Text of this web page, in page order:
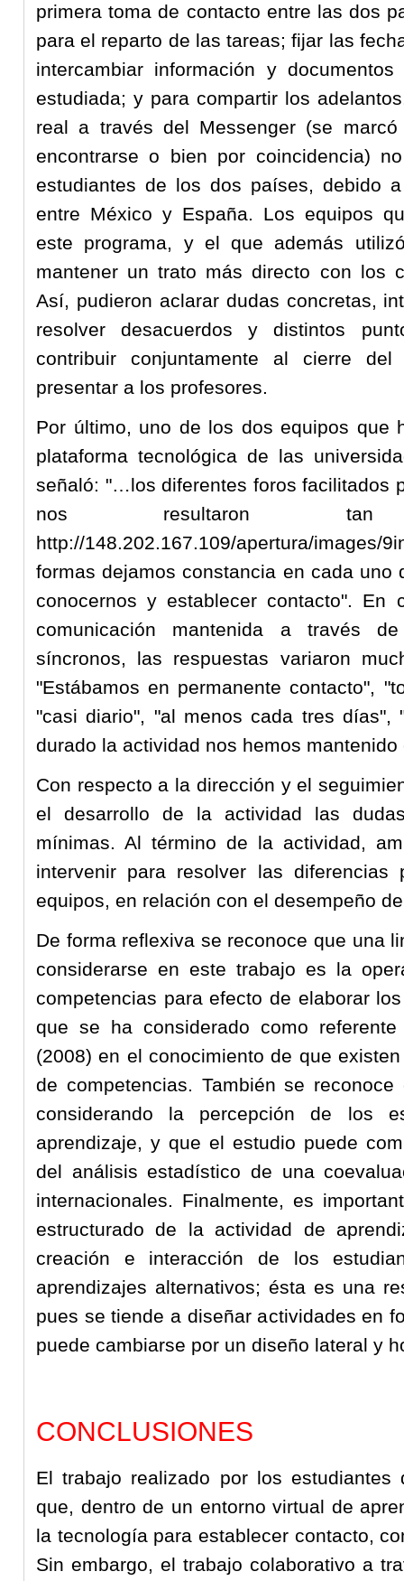
primera toma de contacto entre las dos
para el reparto de las tareas; fijar las
intercambiar información y
estudiada; y para compartir los
real a través del Messenger (se
encontrarse o bien por coincidencia)
estudiantes de los dos países, debido
entre México y España. Los equipos
este programa, y el que además
mantener un trato más directo con los
Así, pudieron aclarar dudas concretas,
resolver desacuerdos y distintos
contribuir conjuntamente al cierre
presentar a los profesores.
Por último, uno de los dos equipos que
plataforma tecnológica de las
señaló: "…los diferentes foros facilitados
nos resultaron
http://148.202.167.109/apertura/
formas dejamos constancia en cada uno
conocernos y establecer contacto".
comunicación mantenida a través
síncronos, las respuestas variaron
"Estábamos en permanente contacto",
"casi diario", "al menos cada tres días",
durado la actividad nos hemos mantenido
Con respecto a la dirección y el
el desarrollo de la actividad las
mínimas. Al término de la actividad,
intervenir para resolver las
equipos, en relación con el desempeño
De forma reflexiva se reconoce que una
considerarse en este trabajo es la
competencias para efecto de elaborar
que se ha considerado como
(2008) en el conocimiento de que
de competencias. También se
considerando la percepción de los
aprendizaje, y que el estudio puede
del análisis estadístico de una
internacionales. Finalmente, es
estructurado de la actividad de
creación e interacción de los
aprendizajes alternativos; ésta es una
pues se tiende a diseñar actividades en
puede cambiarse por un diseño lateral y
CONCLUSIONES
El trabajo realizado por los estudiantes
que, dentro de un entorno virtual de
la tecnología para establecer contacto,
Sin embargo, el trabajo colaborativo a